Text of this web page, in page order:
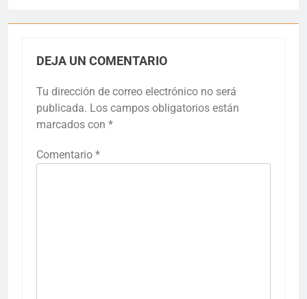
DEJA UN COMENTARIO
Tu dirección de correo electrónico no será
publicada. Los campos obligatorios están
marcados con *
Comentario *